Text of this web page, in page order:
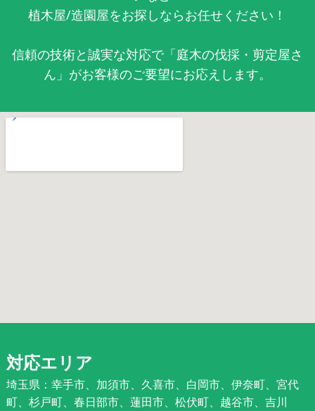
植木屋/造園屋をお探しならお任せください！
信頼の技術と誠実な対応で「庭木の伐採・剪定屋さ
ん」がお客様のご要望にお応えします。
対応エリア
埼玉県：幸手市、加須市、久喜市、白岡市、伊奈町、宮代
町、杉戸町、春日部市、蓮田市、松伏町、越谷市、吉川